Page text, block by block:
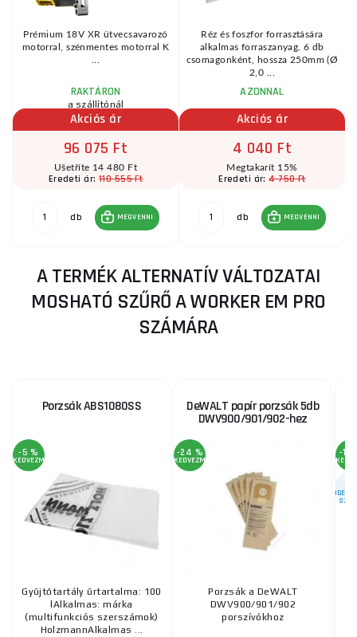
Prémium 18V XR ütvecsavarozó
motorral, szénmentes motorral K
RAKTÁRON
a szállítónál
Akciós ár
96 075 Ft
Ušetříte 14 480 Ft
Eredeti ár: 110 555 Ft
db MEGVENNI
Réz és foszfor forrasztására
alkalmas forraszanyag. 6 db
csomagonként, hossza 250mm (Ø
2,0 ...
AZONNAL
Akciós ár
4 040 Ft
Megtakarít 15%
Eredeti ár:4 750 Ft
db MEGVENNI
A TERMÉK ALTERNATÍV VÁLTOZATAI
MOSHATÓ SZŰRŐ A WORKER EM PRO
SZÁMÁRA
Porzsák ABS1080SS
-5 %
KEDVEZMÉNY
Gyűjtőtartály űrtartalma: 100
lAlkalmas: márka
(multifunkciós szerszámok)
HolzmannAlkalmas ...
DeWALT papír porzsák 5db
DWV900/901/902-hez
-24 %
KEDVEZMÉNY
Porzsák a DeWALT
DWV900/901/902
porszívókhoz
-18